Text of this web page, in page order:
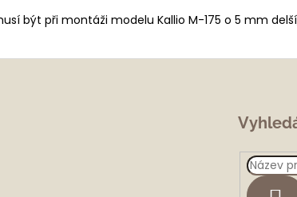
být při montáži modelu Kallio M-175 o 5 mm